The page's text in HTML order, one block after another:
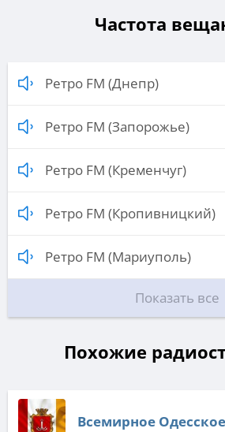
Частота
Ретро FM (Днепр)
Ретро FM (Запорожье)
Ретро FM (Кременчуг)
Ретро FM (Кропивницкий)
Ретро FM (Мариуполь)
Показать все
Похожие
Всемирное